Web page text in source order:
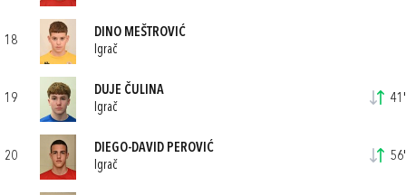
18
DINO MEŠTROVIĆ
Igrač
19
DUJE ČULINA
Igrač
41'
20
DIEGO-DAVID PEROVIĆ
Igrač
56'